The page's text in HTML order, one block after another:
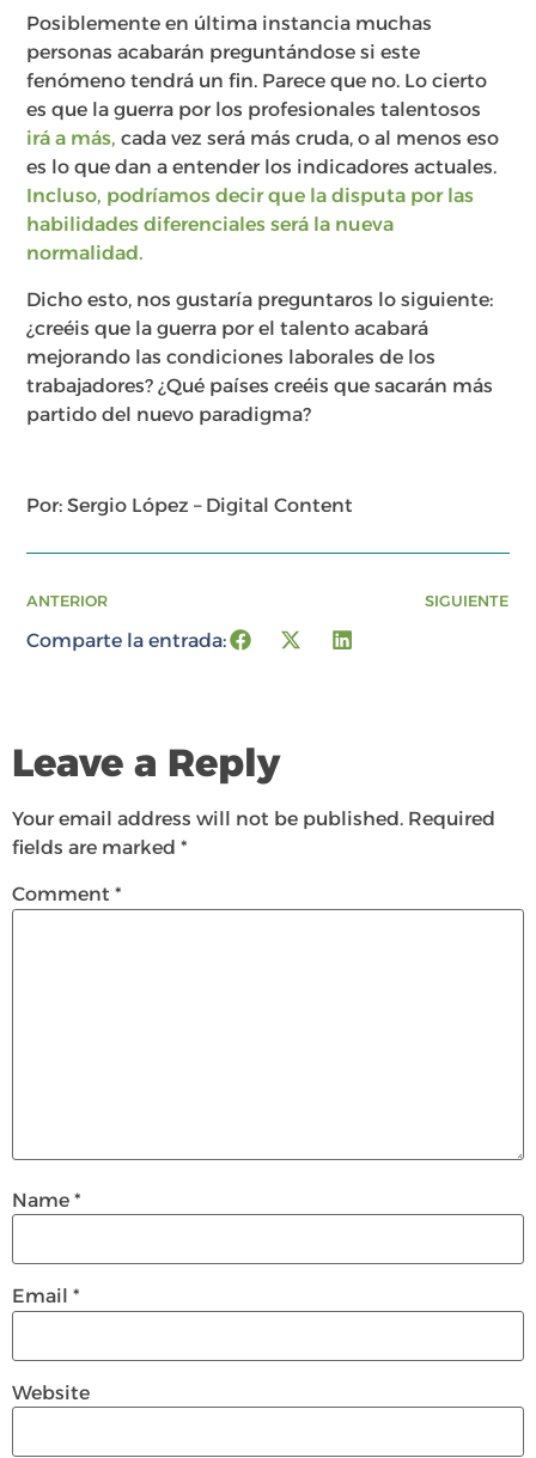
Posiblemente en última instancia muchas
personas acabarán preguntándose si este
fenómeno tendrá un fin. Parece que no. Lo cierto
es que la guerra por los profesionales talentosos
irá a más, cada vez será más cruda, o al menos eso
es lo que dan a entender los indicadores actuales.
Incluso, podríamos decir que la disputa por las
habilidades diferenciales será la nueva
normalidad.
Dicho esto, nos gustaría preguntaros lo siguiente:
¿creéis que la guerra por el talento acabará
mejorando las condiciones laborales de los
trabajadores? ¿Qué países creéis que sacarán más
partido del nuevo paradigma?
Por: Sergio López – Digital Content
ANTERIOR SIGUIENTE
Comparte la entrada:
Leave a Reply
Your email address will not be published. Required
fields are marked *
Comment *
Name *
Email *
Website